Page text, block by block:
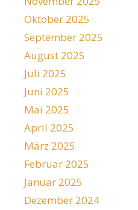
Oktober 2025
September 2025
August 2025
Juli 2025
Juni 2025
Mai 2025
April 2025
März 2025
Februar 2025
Januar 2025
Dezember 2024